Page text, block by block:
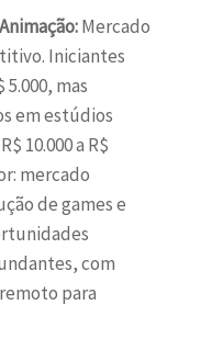
Mercado
Iniciantes
5.000, mas
em estúdios
10.000 a R$
mercado
de games e
com
para